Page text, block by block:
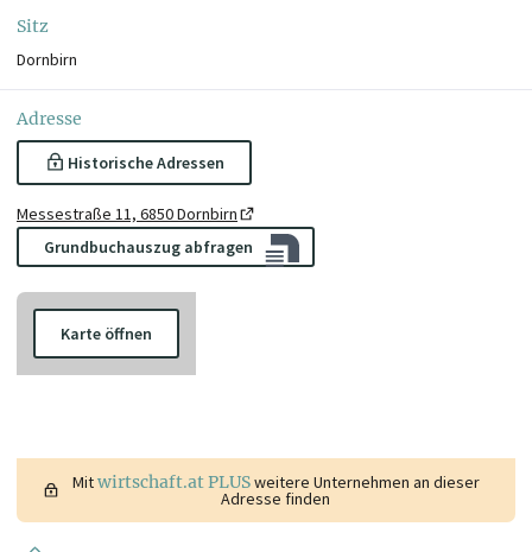
Sitz
Dornbirn
Adresse
Historische Adressen
Messestraße 11, 6850 Dornbirn
Grundbuchauszug abfragen
Karte öffnen
Mitwirtschaft.at PLUSweitere Unternehmen an dieser
Adresse finden